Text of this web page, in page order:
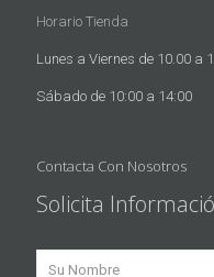
Horario Tienda
Lunes a Viernes de 10.00 a
Sábado de 10:00 a 14:00
Contacta Con Nosotros
Solicita